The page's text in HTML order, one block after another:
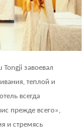
Tongji завоевал
теплой и
всегда
прежде всего»,
и стремясь